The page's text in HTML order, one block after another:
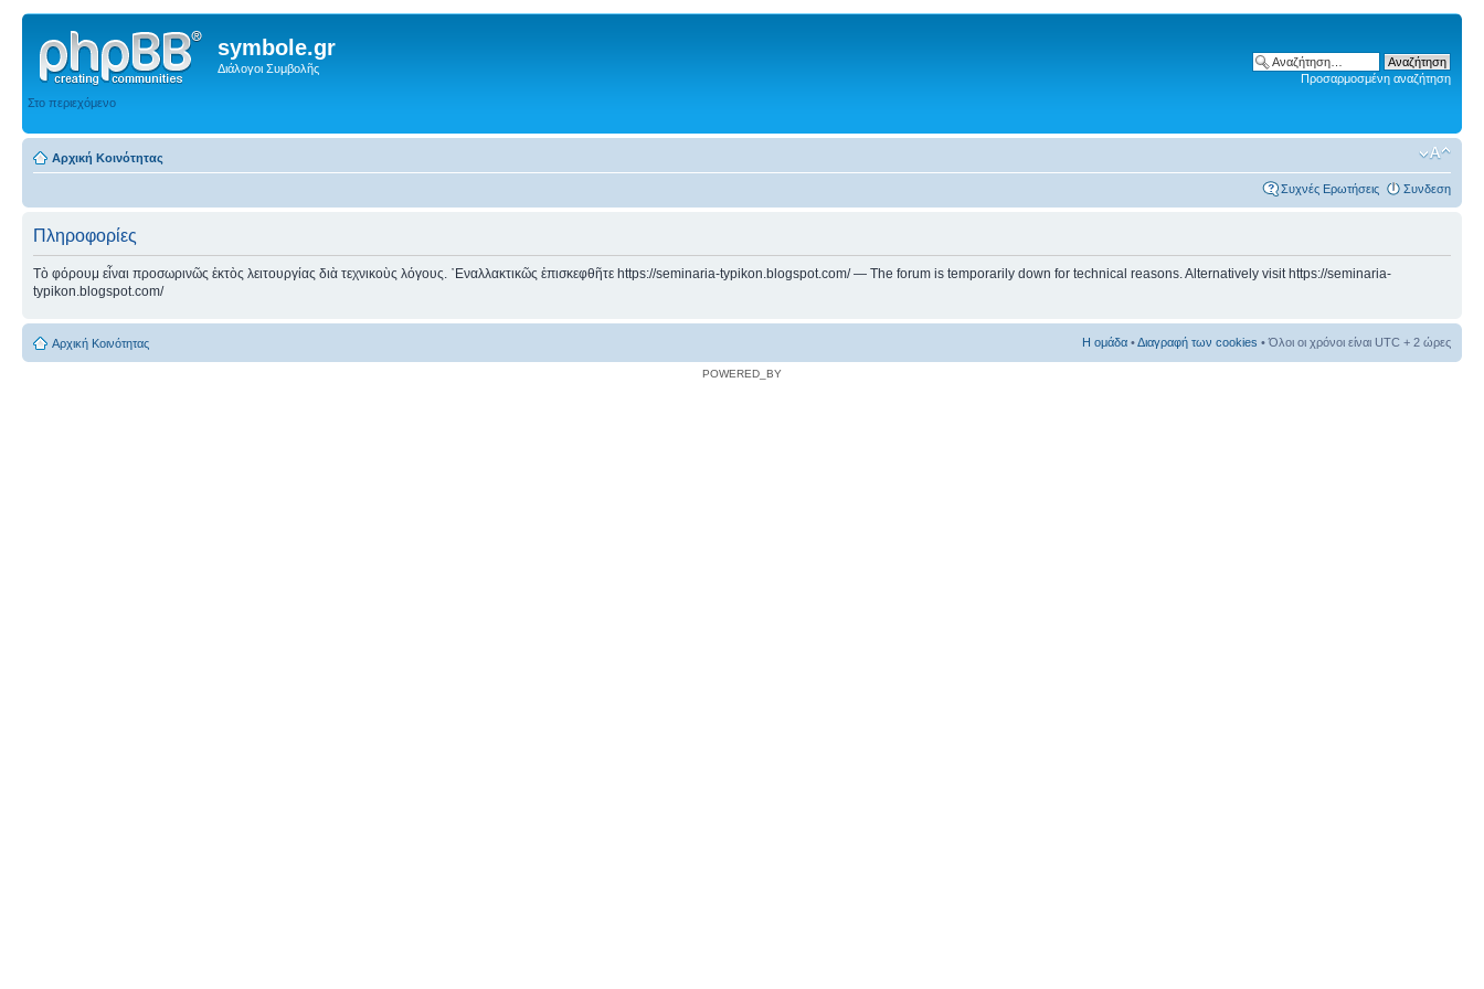
symbole.gr
Διάλογοι Συμβολῆς
Στο περιεχόμενο
Προσαρμοσμένη αναζήτηση
Αρχική Κοινότητας
Συχνές Ερωτήσεις Συνδεση
Πληροφορίες
Τὸ φόρουμ εἶναι προσωρινῶς ἐκτὸς λειτουργίας διὰ τεχνικοὺς λόγους. ᾿Εναλλακτικῶς ἐπισκεφθῆτε https://seminaria-typikon.blogspot.com/ — The forum is temporarily down for technical reasons. Alternatively visit https://seminaria-
typikon.blogspot.com/
Αρχική Κοινότητας Η ομάδα •Διαγραφή των cookies • Όλοι οι χρόνοι είναι UTC + 2 ώρες
POWERED_BY